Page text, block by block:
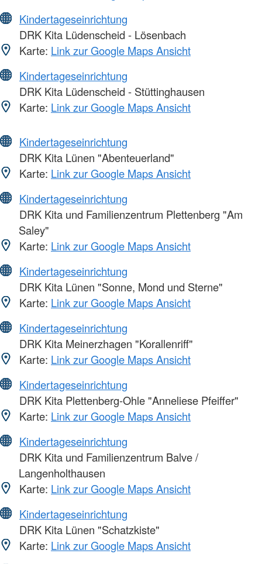
Kindertageseinrichtung
DRK Kita Lüdenscheid - Lösenbach
Karte: Link zur Google Maps Ansicht
Kindertageseinrichtung
DRK Kita Lüdenscheid - Stüttinghausen
Karte: Link zur Google Maps Ansicht
Kindertageseinrichtung
DRK Kita Lünen "Abenteuerland"
Karte: Link zur Google Maps Ansicht
Kindertageseinrichtung
DRK Kita und Familienzentrum Plettenberg "Am
Saley"
Karte: Link zur Google Maps Ansicht
Kindertageseinrichtung
DRK Kita Lünen "Sonne, Mond und Sterne"
Karte: Link zur Google Maps Ansicht
Kindertageseinrichtung
DRK Kita Meinerzhagen "Korallenriff"
Karte: Link zur Google Maps Ansicht
Kindertageseinrichtung
DRK Kita Plettenberg-Ohle "Anneliese Pfeiffer"
Karte: Link zur Google Maps Ansicht
Kindertageseinrichtung
DRK Kita und Familienzentrum Balve /
Langenholthausen
Karte: Link zur Google Maps Ansicht
Kindertageseinrichtung
DRK Kita Lünen "Schatzkiste"
Karte: Link zur Google Maps Ansicht